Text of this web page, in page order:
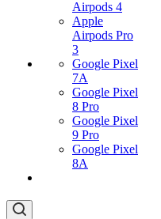
Airpods 4
Apple
Airpods Pro
3
Google Pixel
7А
Google Pixel
8 Pro
Google Pixel
9 Pro
Google Pixel
8A